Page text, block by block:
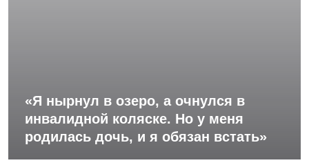
«Я нырнул в озеро, а очнулся в
инвалидной коляске. Но у меня
родилась дочь, и я обязан встать»